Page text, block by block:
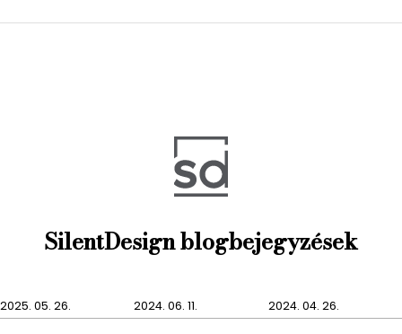
kell beakasztani a palack szája alá, amely
SilentDesign blogbejegyzések
2025. 05. 26. 2024. 06. 11. 2024. 04. 26.